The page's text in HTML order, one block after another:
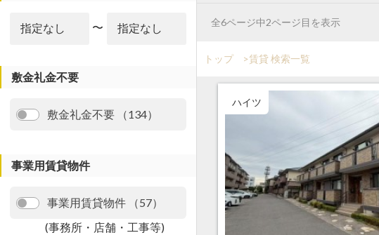
〜
敷金礼金不要
敷金礼金不要 （134）
事業用賃貸物件
事業用賃貸物件 （57）
(事務所・店舗・工事等)
全6ページ中2ページ目を表示
トップ >賃貸 検索一覧
ハイツ